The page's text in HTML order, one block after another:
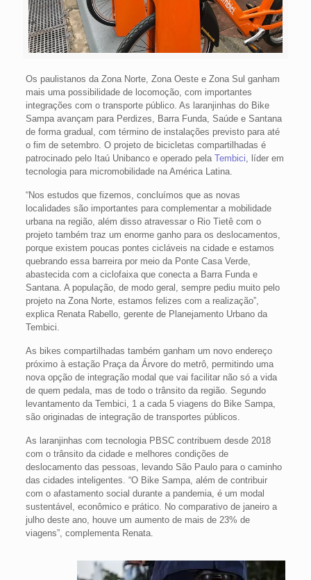
Os paulistanos da Zona Norte, Zona Oeste e Zona Sul ganham
mais uma possibilidade de locomoção, com importantes
integrações com o transporte público. As laranjinhas do Bike
Sampa avançam para Perdizes, Barra Funda, Saúde e Santana
de forma gradual, com término de instalações previsto para até
o fim de setembro. O projeto de bicicletas compartilhadas é
patrocinado pelo Itaú Unibanco e operado pela Tembici, líder em
tecnologia para micromobilidade na América Latina.
“Nos estudos que fizemos, concluímos que as novas
localidades são importantes para complementar a mobilidade
urbana na região, além disso atravessar o Rio Tietê com o
projeto também traz um enorme ganho para os deslocamentos,
porque existem poucas pontes cicláveis na cidade e estamos
quebrando essa barreira por meio da Ponte Casa Verde,
abastecida com a ciclofaixa que conecta a Barra Funda e
Santana. A população, de modo geral, sempre pediu muito pelo
projeto na Zona Norte, estamos felizes com a realização”,
explica Renata Rabello, gerente de Planejamento Urbano da
Tembici.
As bikes compartilhadas também ganham um novo endereço
próximo à estação Praça da Árvore do metrô, permitindo uma
nova opção de integração modal que vai facilitar não só a vida
de quem pedala, mas de todo o trânsito da região. Segundo
levantamento da Tembici, 1 a cada 5 viagens do Bike Sampa,
são originadas de integração de transportes públicos.
As laranjinhas com tecnologia PBSC contribuem desde 2018
com o trânsito da cidade e melhores condições de
deslocamento das pessoas, levando São Paulo para o caminho
das cidades inteligentes. “O Bike Sampa, além de contribuir
com o afastamento social durante a pandemia, é um modal
sustentável, econômico e prático. No comparativo de janeiro a
julho deste ano, houve um aumento de mais de 23% de
viagens”, complementa Renata.